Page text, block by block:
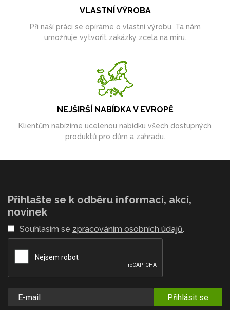
VLASTNÍ VÝROBA
Při naší práci se opíráme o vlastní výrobu. Ta nám
umožňuje vytvořit zakázky zcela na míru.
NEJŠIRŠÍ NABÍDKA V EVROPĚ
Klientům nabízíme ucelenou nabídku všech dostupných
produktů pro dům a zahradu.
Přihlašte se k odběru informací, akcí,
novinek
Souhlasím se zpracováním osobních údajů.
Přihlásit se